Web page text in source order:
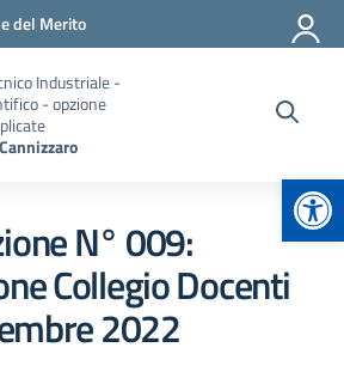
del Merito
Industriale -
- opzione
N° 009:
Collegio Docenti
2022